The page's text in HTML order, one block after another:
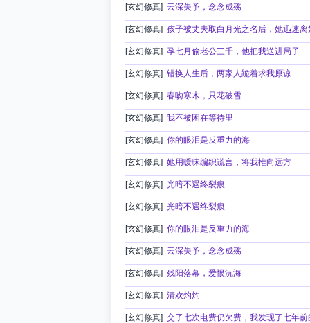
[玄幻修真] 云深失予，念念成殇
[玄幻修真] 孩子被丈夫取白月光之名后，她迅速离
[玄幻修真] 孕七月偷老公三千，他把我送进局子
[玄幻修真] 错换人生后，两家人跪着求我原谅
[玄幻修真] 春吻寒木，只花破雪
[玄幻修真] 我不被困在等待里
[玄幻修真] 你的眼泪是反重力的海
[玄幻修真] 她用暧昧编织谎言，将我推向远方
[玄幻修真] 光暗不遇终裂痕
[玄幻修真] 光暗不遇终裂痕
[玄幻修真] 你的眼泪是反重力的海
[玄幻修真] 云深失予，念念成殇
[玄幻修真] 残阳落幕，爱恨沉海
[玄幻修真] 清欢灼灼
[玄幻修真] 交了七次电费仍欠费，我发现了七年前